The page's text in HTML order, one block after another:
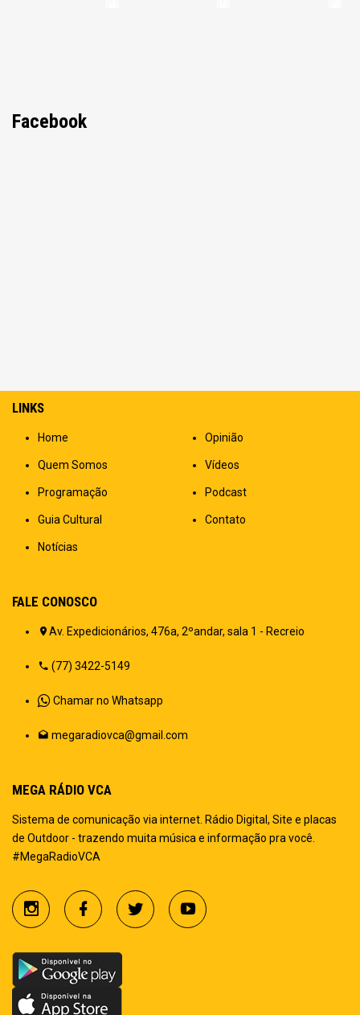
Facebook
LINKS
Home
Quem Somos
Programação
Guia Cultural
Notícias
Opinião
Vídeos
Podcast
Contato
FALE CONOSCO
Av. Expedicionários, 476a, 2ºandar, sala 1 - Recreio
(77) 3422-5149
Chamar no Whatsapp
megaradiovca@gmail.com
MEGA RÁDIO VCA
Sistema de comunicação via internet. Rádio Digital, Site e placas
de Outdoor - trazendo muita música e informação pra você.
#MegaRadioVCA